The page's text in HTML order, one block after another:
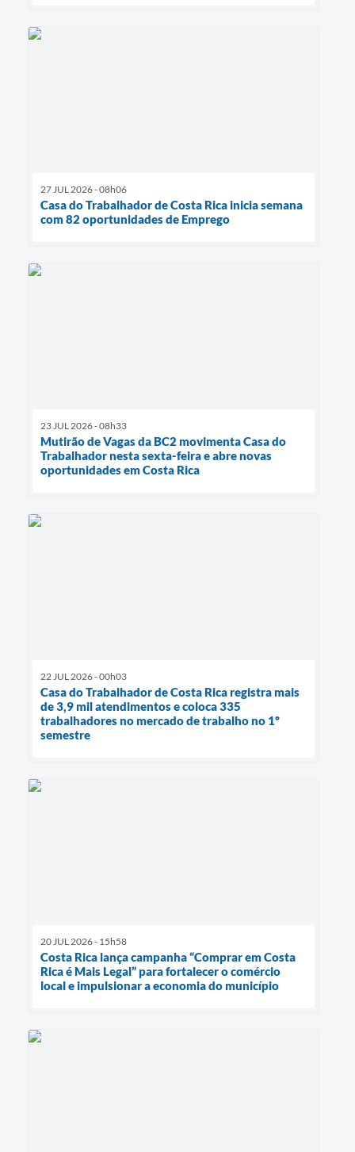
27 JUL 2026 - 08h06
Casa do Trabalhador de Costa Rica inicia semana
com 82 oportunidades de Emprego
23 JUL 2026 - 08h33
Mutirão de Vagas da BC2 movimenta Casa do
Trabalhador nesta sexta-feira e abre novas
oportunidades em Costa Rica
22 JUL 2026 - 00h03
Casa do Trabalhador de Costa Rica registra mais
de 3,9 mil atendimentos e coloca 335
trabalhadores no mercado de trabalho no 1º
semestre
20 JUL 2026 - 15h58
Costa Rica lança campanha “Comprar em Costa
Rica é Mais Legal” para fortalecer o comércio
local e impulsionar a economia do município